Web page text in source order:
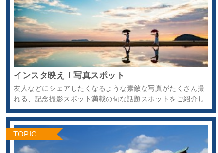
インスタ映え！写真スポット
友人などにシェアしたくなるような素敵な写真がたくさん撮
れる、記念撮影スポット満載の旬な話題スポットをご紹介し
ます。
TOPIC